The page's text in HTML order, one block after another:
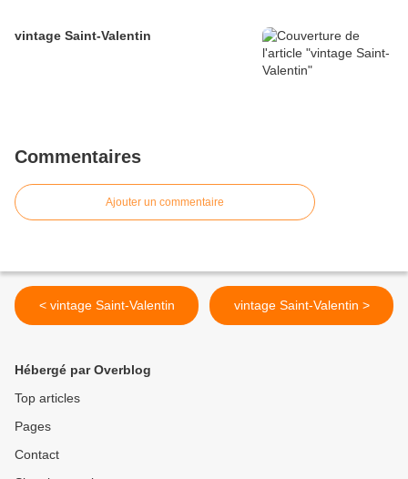
vintage Saint-Valentin
Commentaires
Ajouter un commentaire
< vintage Saint-Valentin vintage Saint-Valentin >
Hébergé par Overblog
Top articles
Pages
Contact